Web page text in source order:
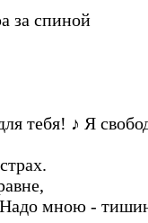
за спиной
тебя! ♪ Я
Hадо мною -